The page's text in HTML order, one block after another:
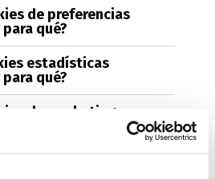
de preferencias
qué?
estadísticas
qué?
de marketing